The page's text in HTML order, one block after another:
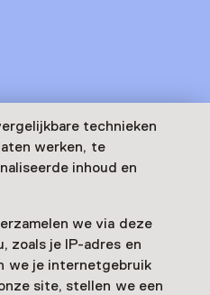
technieken
werken, te
inhoud en
we via deze
zoals je IP-adres en
we je internetgebruik
site, stellen we een
een nieuw tabblad
tot 16:00 uur
beperkte plekken